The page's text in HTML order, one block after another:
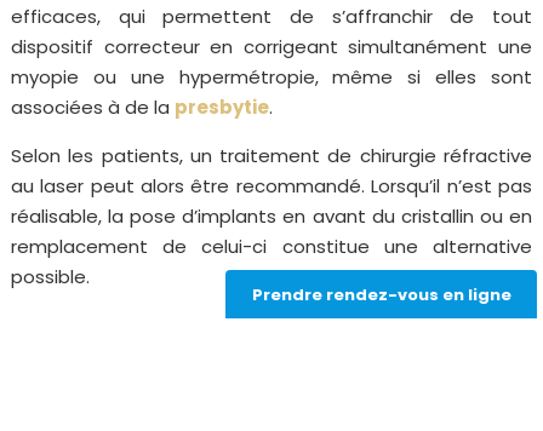
efficaces, qui permettent de s’affranchir de tout
dispositif correcteur en corrigeant simultanément une
myopie ou une hypermétropie, même si elles sont
associées à de la presbytie.
Selon les patients, un traitement de chirurgie réfractive
au laser peut alors être recommandé. Lorsqu’il n’est pas
réalisable, la pose d’implants en avant du cristallin ou en
remplacement de celui-ci constitue une alternative
possible.
Prendre rendez-vous en ligne